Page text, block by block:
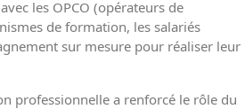
les OPCO (opérateurs de
de formation, les salariés
sur mesure pour réaliser leur
professionnelle a renforcé le rôle du